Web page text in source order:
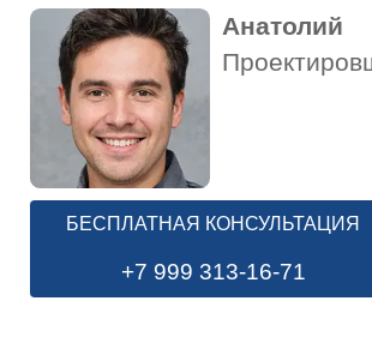
Анатолий
БЕСПЛАТНАЯ КОНСУЛЬТАЦИЯ
+7 999 313-16-71